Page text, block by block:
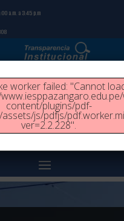
a.m. a 3:45 p.m
worker failed: "Cannot
content/plugins/pdf-
js/pdfjs/
ver=2.2.228".